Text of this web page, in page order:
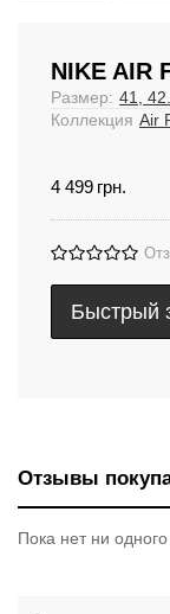
NIKE AIR
Размер: 41,
Коллекция Air
4 499 грн.
Быстрый
Отзывы
Пока нет ни